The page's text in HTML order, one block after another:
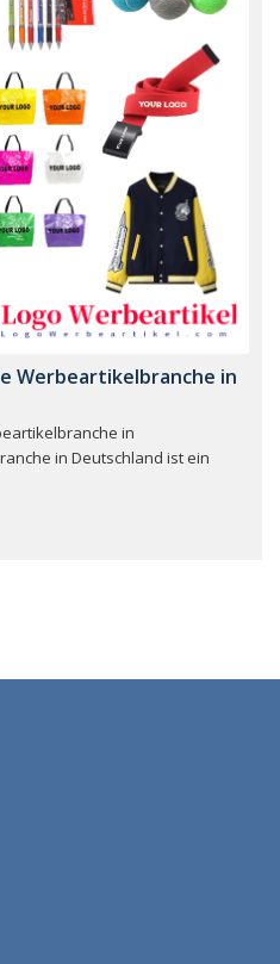
Werbeartikelbranche in
in
in Deutschland ist ein